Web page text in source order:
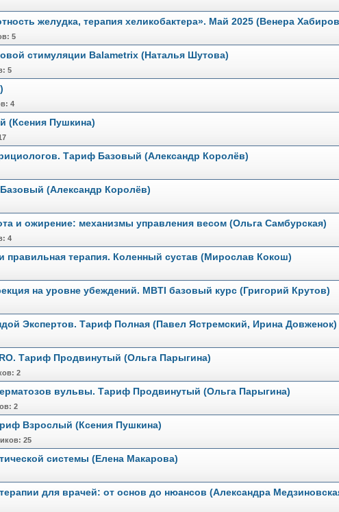
желудка, терапия хеликобактера». Май 2025 (Венера
5
стимуляции Balametrix (Наталья Шутова)
5
4
(Ксения Пушкина)
Тариф Базовый (Александр Королёв)
(Александр Королёв)
и ожирение: механизмы управления весом (Ольга Самбурская)
4
правильная терапия. Коленный сустав (Мирослав Кокош)
на уровне убеждений. MBTI базовый курс (Григорий Крутов)
Экспертов. Тариф Полная (Павел Ястремский, Ирина Довженок)
Тариф Продвинутый (Ольга Парыгина)
2
вульвы. Тариф Продвинутый (Ольга Парыгина)
2
Взрослый (Ксения Пушкина)
25
системы (Елена Макарова)
для врачей: от основ до нюансов (Александра